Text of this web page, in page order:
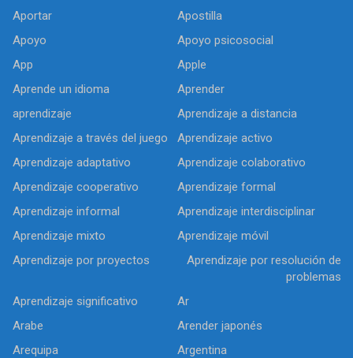
Aportar
Apostilla
Apoyo
Apoyo psicosocial
App
Apple
Aprende un idioma
Aprender
aprendizaje
Aprendizaje a distancia
Aprendizaje a través del juego
Aprendizaje activo
Aprendizaje adaptativo
Aprendizaje colaborativo
Aprendizaje cooperativo
Aprendizaje formal
Aprendizaje informal
Aprendizaje interdisciplinar
Aprendizaje mixto
Aprendizaje móvil
Aprendizaje por proyectos
Aprendizaje por resolución de
problemas
Aprendizaje significativo
Ar
Arabe
Arender japonés
Arequipa
Argentina